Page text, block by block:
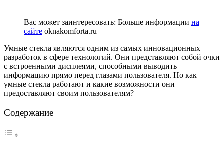
Вас может заинтересовать: Больше информации на
сайте oknakomforta.ru
Умные стекла являются одним из самых инновационных
разработок в сфере технологий. Они представляют собой очки
с встроенными дисплеями, способными выводить
информацию прямо перед глазами пользователя. Но как
умные стекла работают и какие возможности они
предоставляют своим пользователям?
Содержание